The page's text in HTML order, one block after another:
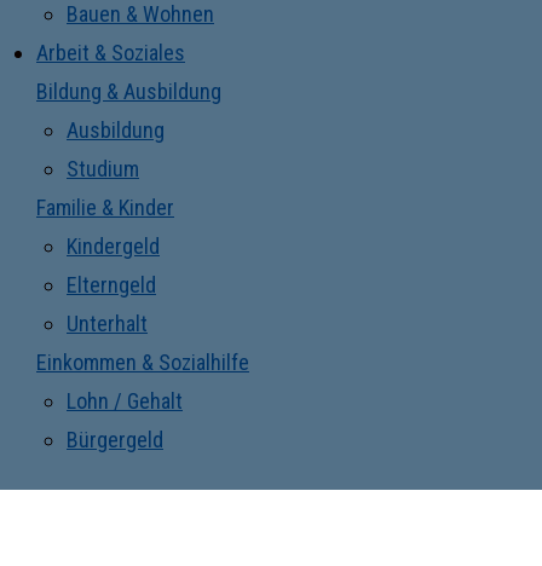
Bauen & Wohnen
Arbeit & Soziales
Bildung & Ausbildung
Ausbildung
Studium
Familie & Kinder
Kindergeld
Elterngeld
Unterhalt
Einkommen & Sozialhilfe
Lohn / Gehalt
Bürgergeld